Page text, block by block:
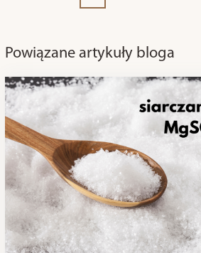
Powiązane artykuły bloga